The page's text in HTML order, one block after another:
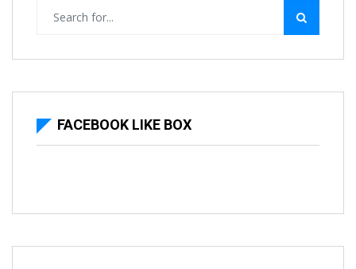
FACEBOOK LIKE BOX